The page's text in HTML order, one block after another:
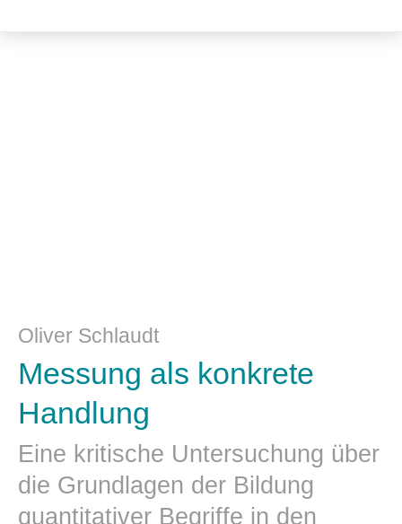
Oliver Schlaudt
Messung als konkrete
Handlung
Eine kritische Untersuchung über
die Grundlagen der Bildung
quantitativer Begriffe in den